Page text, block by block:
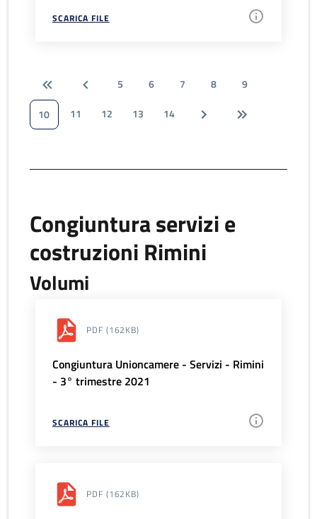
SCARICA FILE
5 6 7 8
9
10
11 12 13 14
Congiuntura servizi e
costruzioni Rimini
Volumi
PDF (162KB)
Congiuntura Unioncamere - Servizi - Rimini
- 3° trimestre 2021
SCARICA FILE
PDF (162KB)